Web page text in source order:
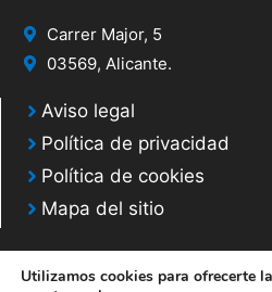
Carrer Major, 5
03569, Alicante.
Aviso legal
Política de privacidad
Política de cookies
Mapa del sitio
Utilizamos cookies para ofrecerte